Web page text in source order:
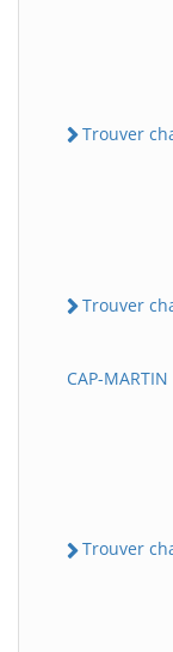
Trouver
Trouver
CAP-MARTIN
Trouver